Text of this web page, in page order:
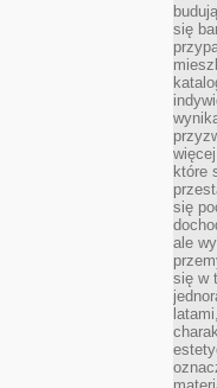
się
które
się
ale
się w